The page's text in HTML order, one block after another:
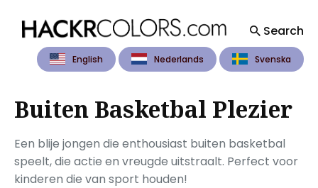
Search
English Nederlands Svenska
Search
Blog
Buiten Basketbal Plezier
Een blije jongen die enthousiast buiten basketbal
speelt, die actie en vreugde uitstraalt. Perfect voor
kinderen die van sport houden!